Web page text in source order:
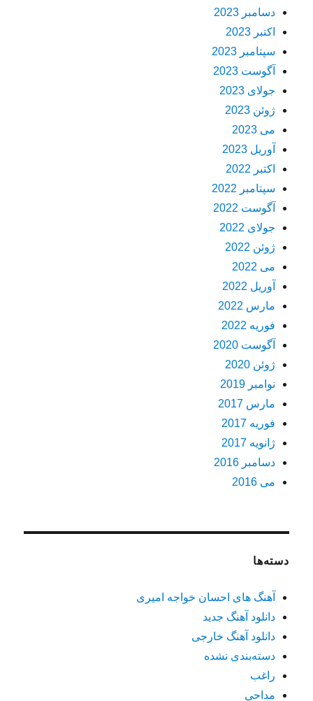
دسامبر 2023
اکتبر 2023
سپتامبر 2023
آگوست 2023
جولای 2023
ژوئن 2023
می 2023
آوریل 2023
اکتبر 2022
سپتامبر 2022
آگوست 2022
جولای 2022
ژوئن 2022
می 2022
آوریل 2022
مارس 2022
فوریه 2022
آگوست 2020
ژوئن 2020
نوامبر 2019
مارس 2017
فوریه 2017
ژانویه 2017
دسامبر 2016
می 2016
دسته‌ها
آهنگ های احسان خواجه امیری
دانلود آهنگ جدید
دانلود آهنگ خارجی
دسته‌بندی نشده
راغب
مداحی